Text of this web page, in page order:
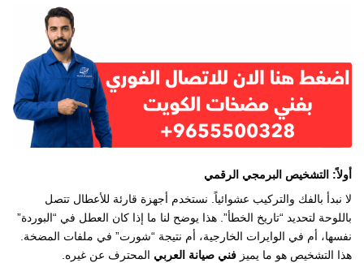
أولاً: التشخيص البرمجي الرقمي
لا نبدأ بالفك والتركيب عشوائياً. نستخدم أجهزة قارئة للأعطال تتصل
باللوحة لتحديد “تاريخ الخطأ”. هذا يوضح لنا ما إذا كان العطل في “البوردة”
نفسها، أم في الوايرات الخارجية، أم نتيجة “شورت” في ملفات المضخة.
هذا التشخيص هو ما يميز فني صيانة العربي المحترف عن غيره.